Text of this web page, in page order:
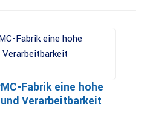
Fabrik eine hohe
Verarbeitbarkeit